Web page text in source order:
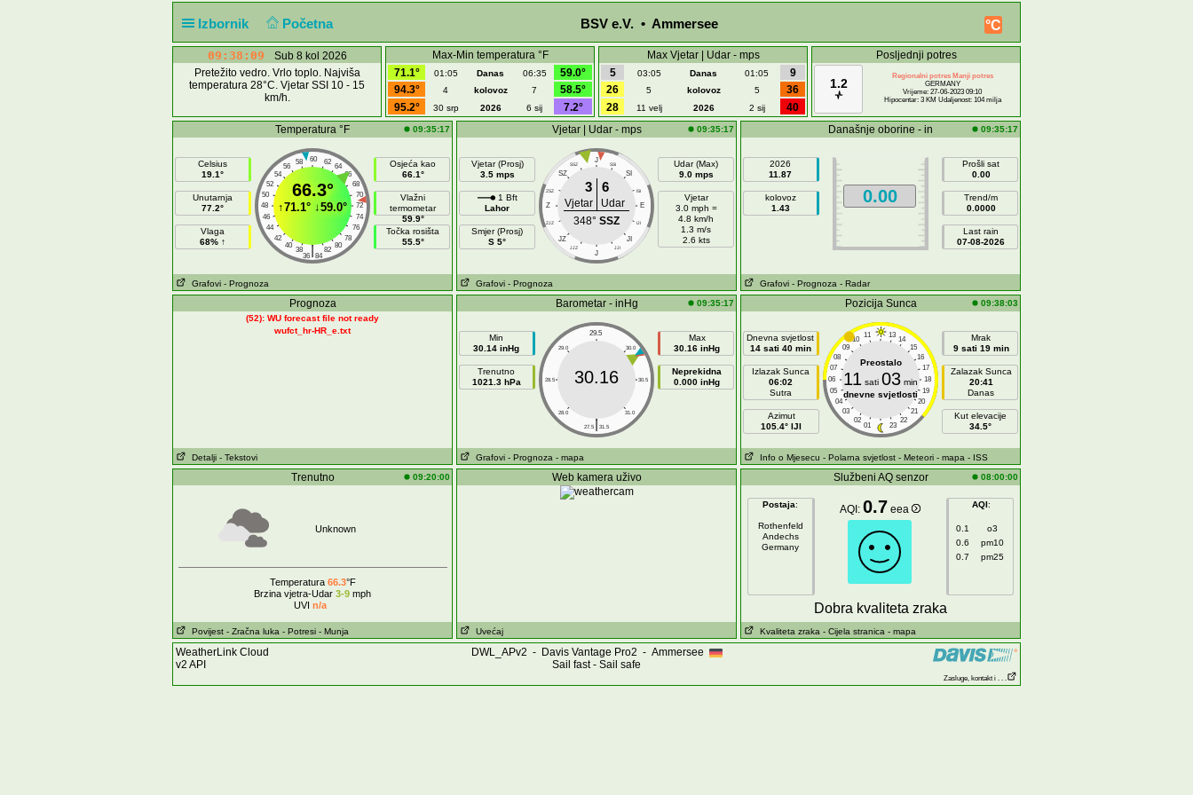
Izbornik Početna °C
BSV e.V. • Ammersee
09:38:09
Sub 8 kol 2026
Pretežito vedro. Vrlo toplo. Najviša
temperatura 28°C. Vjetar SSI 10 - 15
km/h.
Max-Min temperatura °F
71.1°
01:05 Danas 06:35
59.0°
94.3°
4 kolovoz 7
58.5°
95.2°
30 srp 2026 6 sij 7.2°
Max Vjetar | Udar - mps
5
03:05 Danas 01:05
9
26
5 kolovoz 5
36
28
11 velj 2026 2 sij 40
Posljednji potres
1.2
Regionalni potres Manji potres
GERMANY
Vrijeme: 27-06-2023 09:10
Hipocentar: 3 KM Udaljenost: 104 milja
Temperatura °F 09:35:17
Celsius
19.1°
Unutarnja
77.2°
Vlaga
68% ↑
60
58 62
56
64
54
66
52
68
50
70
48
72
46
74
44
76
42
78
40
80
38 82
|
36 84
66.3°
↑71.1° ↓59.0°
Osjeća kao
66.1°
Vlažni
termometar
59.9°
Točka rosišta
55.5°
Grafovi - Prognoza
Vjetar | Udar - mps 09:35:17
Vjetar (Prosj)
3.5 mps
1 Bft
Lahor
Smjer (Prosj)
S 5°
J
SSZ SSI
SZ SI
ZSZ ISI
Z E
ZJZ IJI
JZ JI
JJZ JJI
J
3 6
Vjetar
Udar
348° SSZ
Udar (Max)
9.0 mps
Vjetar
3.0 mph =
4.8 km/h
1.3 m/s
2.6 kts
Grafovi - Prognoza
Današnje oborine - in 09:35:17
2026
11.87
kolovoz
1.43
0.00
Prošli sat
0.00
Trend/m
0.0000
Last rain
07-08-2026
Grafovi - Prognoza - Radar
Prognoza
(52): WU forecast file not ready
wufct_hr-HR_e.txt
Detalji - Tekstovi
Barometar - inHg 09:35:17
Min
30.14 inHg
Trenutno
1021.3 hPa
29.5
29.0 30.0
28.5 30.5
28.0 31.0
|
27.5 31.5
30.16
Max
30.16 inHg
Neprekidna
0.000 inHg
Grafovi - Prognoza - mapa
Pozicija Sunca 09:38:03
Dnevna svjetlost
14 sati 40 min
Izlazak Sunca
06:02
Sutra
Azimut
105.4° IJI
11 13
10
14
09
15
08
16
07
17
06
18
05
19
04
20
03
21
02
22
01 23
Preostalo
11 sati 03 min
dnevne svjetlosti
Mrak
9 sati 19 min
Zalazak Sunca
20:41
Danas
Kut elevacije
34.5°
Info o Mjesecu - Polarna svjetlost - Meteori - mapa - ISS
Trenutno 09:20:00
Unknown
Temperatura 66.3°F
Brzina vjetra-Udar 3-9 mph
UVI n/a
Povijest - Zračna luka - Potresi - Munja
Web kamera uživo
Uvećaj
Službeni AQ senzor 08:00:00
Postaja:
Rothenfeld
Andechs
Germany
AQI: 0.7 eea AQI:
0.1
o3
0.6
pm10
0.7
pm25
Dobra kvaliteta zraka
Kvaliteta zraka - Cijela stranica - mapa
WeatherLink Cloud
v2 API
DWL_APv2 - Davis Vantage Pro2 - Ammersee
Sail fast - Sail safe
Zasluge, kontakt i . . .